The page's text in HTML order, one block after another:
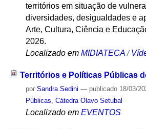
territórios em situação de
diversidades, desigualdades e
Arte, Cultura, Ciência e
2026.
Localizado em MIDIATECA /
Territórios e Políticas Públicas
porSandra Sedini — publicado 18/03/
Públicas ,Cátedra Olavo Setubal
Localizado em EVENTOS